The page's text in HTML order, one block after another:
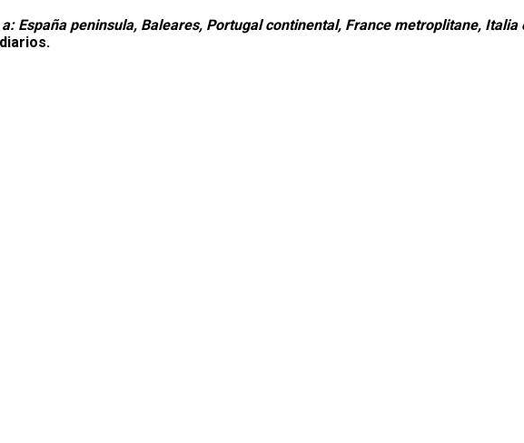
: España peninsula, Baleares, Portugal continental, France metroplitane, Italia